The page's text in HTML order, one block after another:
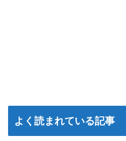
よく読まれている記事